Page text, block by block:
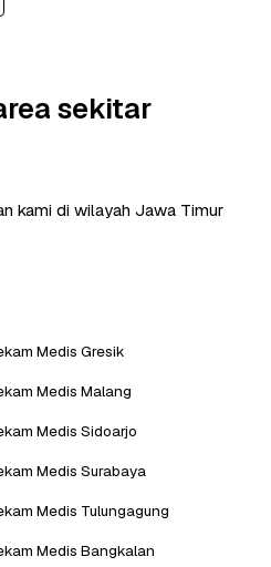
sekitar
kami di wilayah Jawa Timur
Medis Gresik
Medis Malang
Medis Sidoarjo
Medis Surabaya
Medis Tulungagung
Medis Bangkalan